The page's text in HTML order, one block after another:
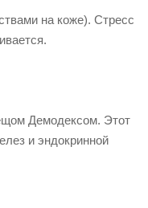
на коже). Стресс
Демодексом. Этот
и эндокринной